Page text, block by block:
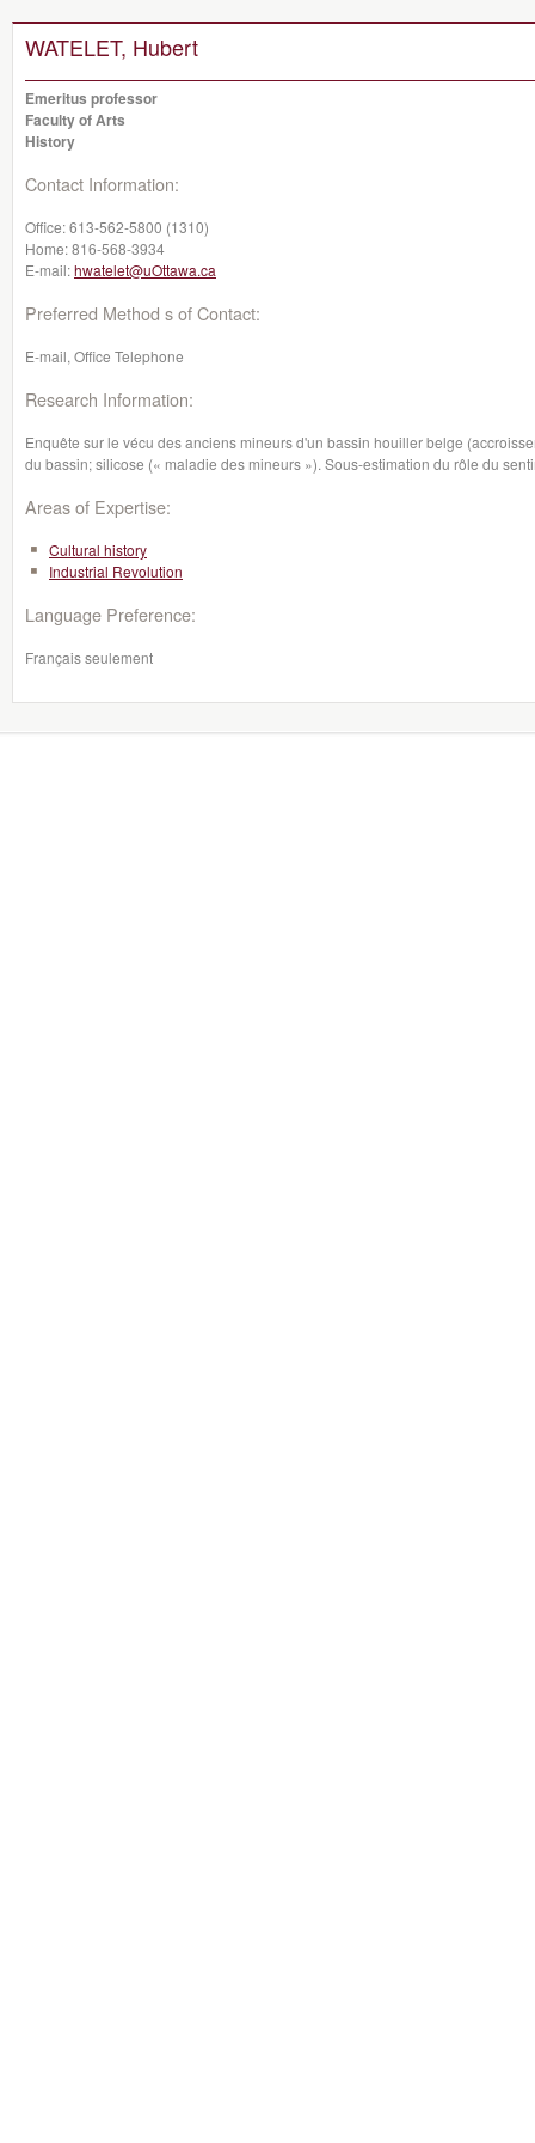
WATELET, Hubert
Emeritus professor
Faculty of Arts
History
Contact Information:
Office:613-562-5800 (1310)
Home:816-568-3934
E-mail:hwatelet@uOttawa.ca
Preferred Method s of Contact:
E-mail, Office Telephone
Research Information:
Enquête sur le vécu des anciens mineurs d'un bassin houiller belge
du bassin; silicose (« maladie des mineurs »). Sous-estimation du rôle du
Areas of Expertise:
Cultural history
Industrial Revolution
Language Preference:
Français seulement